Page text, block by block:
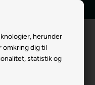
herunder
omkring dig til
statistik og